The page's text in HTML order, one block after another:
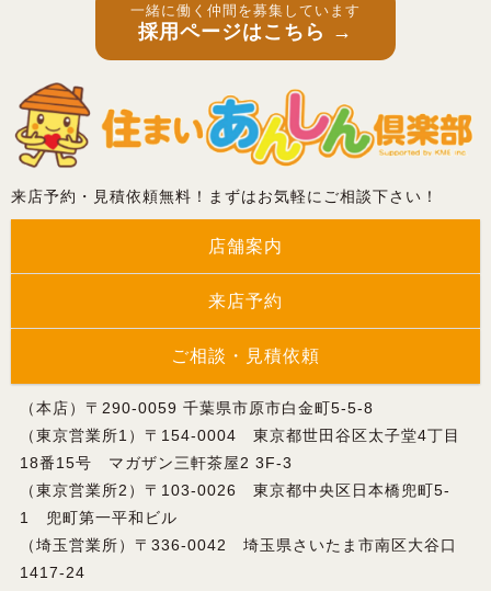
一緒に働く仲間を募集しています
採用ページはこちら →
来店予約・見積依頼無料！まずはお気軽にご相談下さい！
店舗案内
来店予約
ご相談・見積依頼
（本店）〒290-0059 千葉県市原市白金町5-5-8
（東京営業所1）〒154-0004 東京都世田谷区太子堂4丁目
18番15号 マガザン三軒茶屋2 3F-3
（東京営業所2）〒103-0026 東京都中央区日本橋兜町5-
1 兜町第一平和ビル
（埼玉営業所）〒336-0042 埼玉県さいたま市南区大谷口
1417-24